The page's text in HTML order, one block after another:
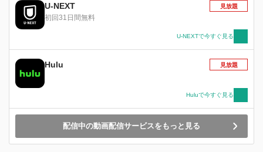
U-NEXT
初回31日間無料
見放題
U-NEXTで今すぐ見る
Hulu 見放題
Huluで今すぐ見る
配信中の動画配信サービスをもっと見る